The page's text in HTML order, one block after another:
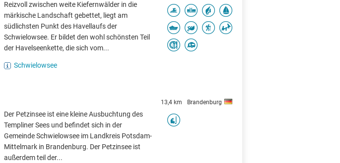
Reizvoll zwischen weite Kiefernwälder in die
märkische Landschaft gebettet, liegt am
südlichsten Punkt des Havellaufs der
Schwielowsee. Er bildet den wohl schönsten Teil
der Havelseenkette, die sich vom...
Schwielowsee
13,4 km Brandenburg
Der Petzinsee ist eine kleine Ausbuchtung des
Templiner Sees und befindet sich in der
Gemeinde Schwielowsee im Landkreis Potsdam-
Mittelmark in Brandenburg. Der Petzinsee ist
außerdem teil der...